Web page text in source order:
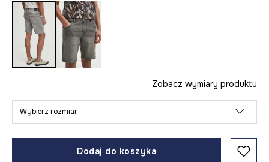
Zobacz wymiary produktu
Wybierz rozmiar
Dodaj do koszyka